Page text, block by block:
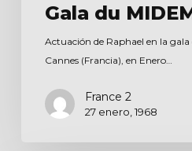
Gala du
Actuación de Raphael en la gala
Cannes (Francia), en Enero…
France 2
27 enero, 1968